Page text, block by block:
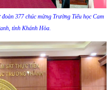
377 chúc mừng Trường Tiểu học Cam
tỉnh Khánh Hòa.